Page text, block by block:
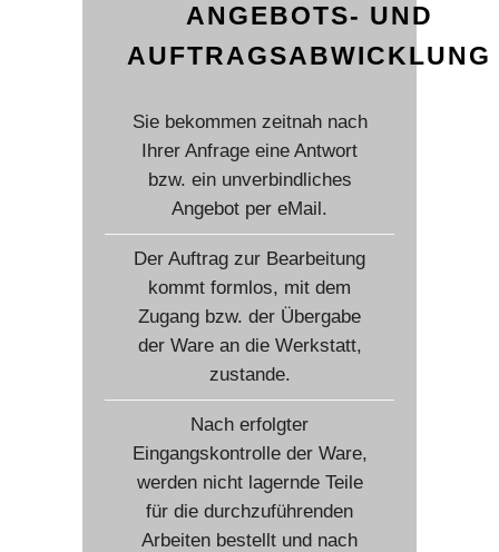
ANGEBOTS- UND
AUFTRAGSABWICKLUNG
Sie bekommen zeitnah nach
Ihrer Anfrage eine Antwort
bzw. ein unverbindliches
Angebot per eMail.
Der Auftrag zur Bearbeitung
kommt formlos, mit dem
Zugang bzw. der Übergabe
der Ware an die Werkstatt,
zustande.
Nach erfolgter
Eingangskontrolle der Ware,
werden nicht lagernde Teile
für die durchzuführenden
Arbeiten bestellt und nach